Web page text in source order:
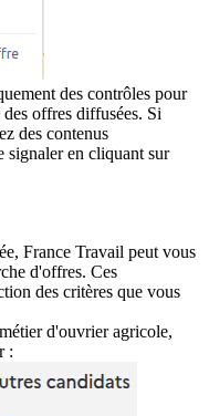
des contrôles pour
offres diffusées. Si
des contenus
signaler en cliquant sur
France Travail peut vous
d'offres. Ces
des critères que vous
d'ouvrier agricole,
: